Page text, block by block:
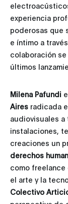
experiencia
poderosas que
e íntimo a
colaboración
últimos
Milena Pafundi
Aires radicada
audiovisuales a
instalaciones,
creaciones un
derechos
como
el arte y la
Colectivo